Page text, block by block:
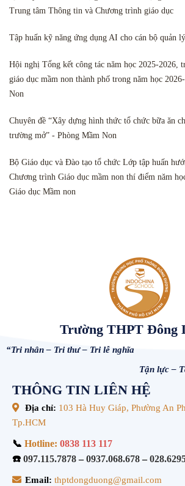
Trung tâm Thông tin và Chương trình giáo dục
Tập huấn kỹ năng ứng dụng AI cho cán bộ quản
Hội nghị Tổng kết công tác năm học 2025-2026,
giáo dục mầm non thành phố trong năm học
Non
Chuyên đề “Xây dựng hình thức tổ chức bữa ăn
trường mở” - Phòng Mầm Non
Bộ Giáo dục và Đào tạo tổ chức Lớp tập huấn
Chương trình Giáo dục mầm non thí điểm năm
Giáo dục Mầm non
Trường THPT Đông
“Tri nhân – Tri thư – Tri lễ nghĩa
Tận lực –
THÔNG TIN LIÊN HỆ
Địa chỉ: 103 Hà Huy Giáp, Phường An
Tp.HCM
📞 Hotline: 0838 113 117
☎️ 097.115.7878–0937.068.678–
Email: thptdongduong@gmail.com